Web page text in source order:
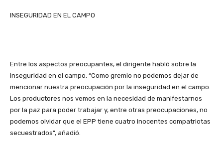
INSEGURIDAD EN EL CAMPO
Entre los aspectos preocupantes, el dirigente habló sobre la
inseguridad en el campo. “Como gremio no podemos dejar de
mencionar nuestra preocupación por la inseguridad en el campo.
Los productores nos vemos en la necesidad de manifestarnos
por la paz para poder trabajar y, entre otras preocupaciones, no
podemos olvidar que el EPP tiene cuatro inocentes compatriotas
secuestrados”, añadió.